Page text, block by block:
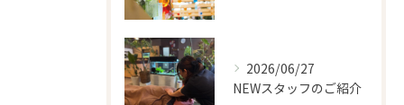
2026/06/27
NEWスタッフのご紹介